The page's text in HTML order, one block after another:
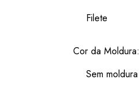
Filete
Cor da Moldura:
Sem moldura